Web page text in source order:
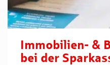
Immobilien- &
bei der